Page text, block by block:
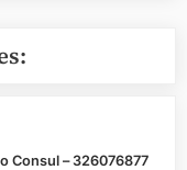
Consul – 326076877